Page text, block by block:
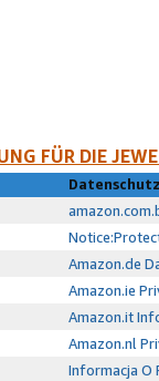
FÜR DIE
Amazon.de
Amazon.ie
Amazon.it
Amazon.nl
Informacja O